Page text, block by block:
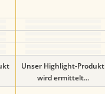
Unser Highlight-Produkt
wird ermittelt...